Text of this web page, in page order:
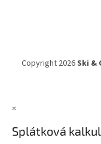
Copyright 2026Ski &
×
Splátková